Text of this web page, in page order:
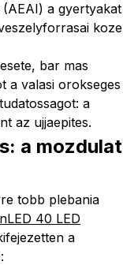
a gyertyakat
koze
bar mas
a valasi orokseges
a
az ujjaepites.
a mozdulat
tobb plebania
40 LED
a